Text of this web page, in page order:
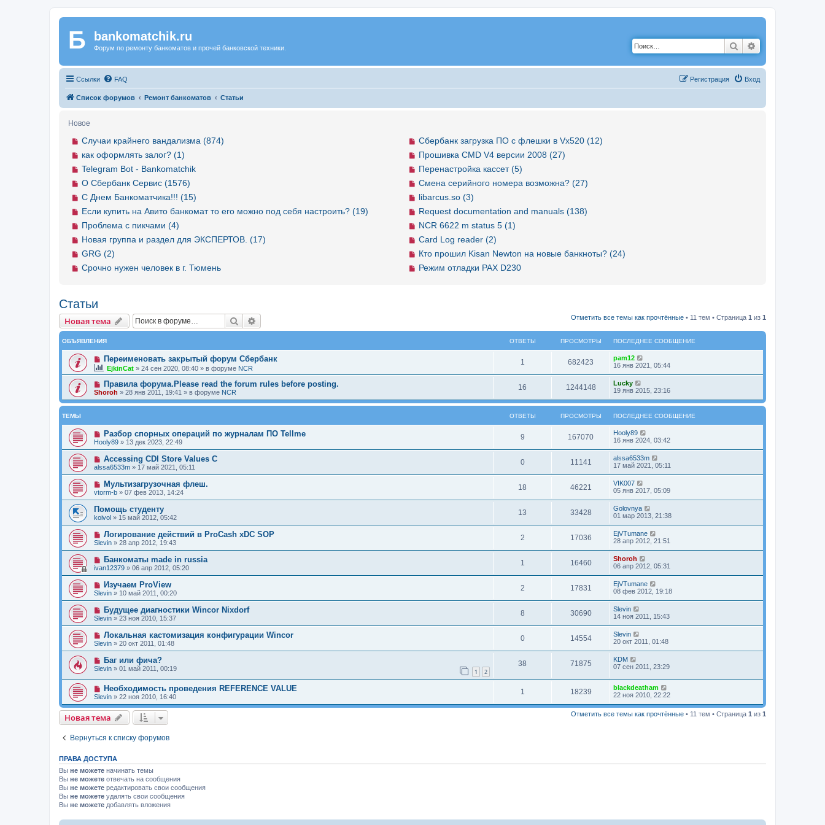
Регистрация
Б bankomatchik.ru
Форум по ремонту банкоматов и прочей банковской техники. Поиск
Ссылки FAQ Вход
Регистрация
Список форумов Ремонт банкоматов Статьи
Новое
Сбербанк загрузка ПО с флешки в Vx520 (12)
Прошивка CMD V4 версии 2008 (27)
Перенастройка кассет (5)
Смена серийного номера возможна? (27)
libarcus.so (3)
Request documentation and manuals (138)
NCR 6622 m status 5 (1)
Card Log reader (2)
Кто прошил Kisan Newton на новые банкноты? (24)
Режим отладки PAX D230
Случаи крайнего вандализма (874)
как оформлять залог? (1)
Telegram Bot - Bankomatchik
О Сбербанк Сервис (1576)
С Днем Банкоматчика!!! (15)
Если купить на Авито банкомат то его можно под себя настроить? (19)
Проблема с пикчами (4)
Новая группа и раздел для ЭКСПЕРТОВ. (17)
GRG (2)
Срочно нужен человек в г. Тюмень
Статьи
Новая тема
Новаятема Поиск Отметить все темы как прочтённые • 11 тем • Страница 1 из 1
ОБЪЯВЛЕНИЯ ОТВЕТЫ ПРОСМОТРЫ ПОСЛЕДНЕЕ СООБЩЕНИЕ
Переименовать закрытый форум Сбербанк
EjkinCat » 24 сен 2020, 08:40 » в форуме NCR
1 682423
pam12
16 янв 2021, 05:44
Правила форума.Please read the forum rules before posting.
Shoroh » 28 янв 2011, 19:41 » в форуме NCR
16 1244148
Lucky
19 янв 2015, 23:16
ТЕМЫ ОТВЕТЫ ПРОСМОТРЫ ПОСЛЕДНЕЕ СООБЩЕНИЕ
Разбор спорных операций по журналам ПО Tellme
Hooly89 » 13 дек 2023, 22:49
9 167070
Hooly89
16 янв 2024, 03:42
Accessing CDI Store Values C
alssa6533m » 17 май 2021, 05:11
0 11141
alssa6533m
17 май 2021, 05:11
Мультизагрузочная флеш.
vtorm-b » 07 фев 2013, 14:24
18 46221
VIK007
05 янв 2017, 05:09
Помощь студенту
koivol » 15 май 2012, 05:42
13 33428
Golovnya
01 мар 2013, 21:38
Логирование действий в ProCash xDC SOP
Slevin » 28 апр 2012, 19:43
2 17036
EjVTumane
28 апр 2012, 21:51
Банкоматы made in russia
ivan12379 » 06 апр 2012, 05:20
1 16460
Shoroh
06 апр 2012, 05:31
Изучаем ProView
Slevin » 10 май 2011, 00:20
2 17831
EjVTumane
08 фев 2012, 19:18
Будущее диагностики Wincor Nixdorf
Slevin » 23 ноя 2010, 15:37
8 30690
Slevin
14 ноя 2011, 15:43
Локальная кастомизация конфигурации Wincor
Slevin » 20 окт 2011, 01:48
0 14554
Slevin
20 окт 2011, 01:48
Баг или фича?
Slevin » 01 май 2011, 00:19 1 2
38 71875
KDM
07 сен 2011, 23:29
Необходимость проведения REFERENCE VALUE
Slevin » 22 ноя 2010, 16:40
1 18239
blackdeatham
22 ноя 2010, 22:22
Новая тема
Новаятема Отметить все темы как прочтённые • 11 тем • Страница 1 из 1
Вернуться к списку форумов
ПРАВА ДОСТУПА
Вы не можете начинать темы
Вы не можете отвечать на сообщения
Вы не можете редактировать свои сообщения
Вы не можете удалять свои сообщения
Вы не можете добавлять вложения